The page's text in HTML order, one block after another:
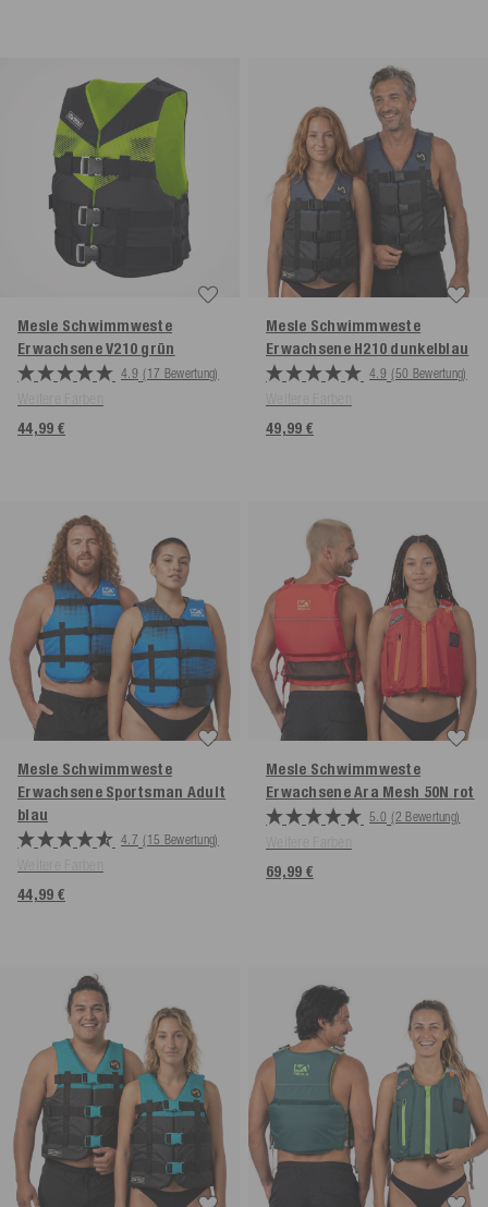
Mesle Schwimmweste
Erwachsene V210 grün
4.9 (17 Bewertung)
44,99 €
Mesle Schwimmweste
Erwachsene H210 dunkelblau
4.9 (50 Bewertung)
49,99 €
Mesle Schwimmweste
Erwachsene Sportsman Adult
blau
4.7 (15 Bewertung)
44,99 €
Mesle Schwimmweste
Erwachsene Ara Mesh 50N rot
5.0 (2 Bewertung)
69,99 €